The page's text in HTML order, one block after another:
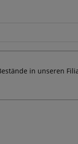
in unseren